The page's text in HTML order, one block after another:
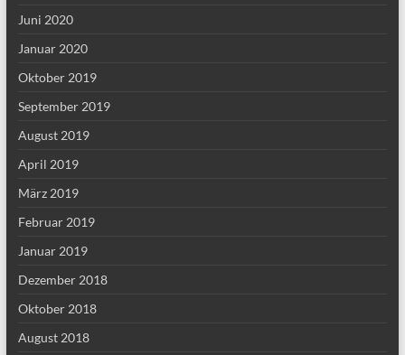
Juni 2020
Januar 2020
Oktober 2019
September 2019
August 2019
April 2019
März 2019
Februar 2019
Januar 2019
Dezember 2018
Oktober 2018
August 2018